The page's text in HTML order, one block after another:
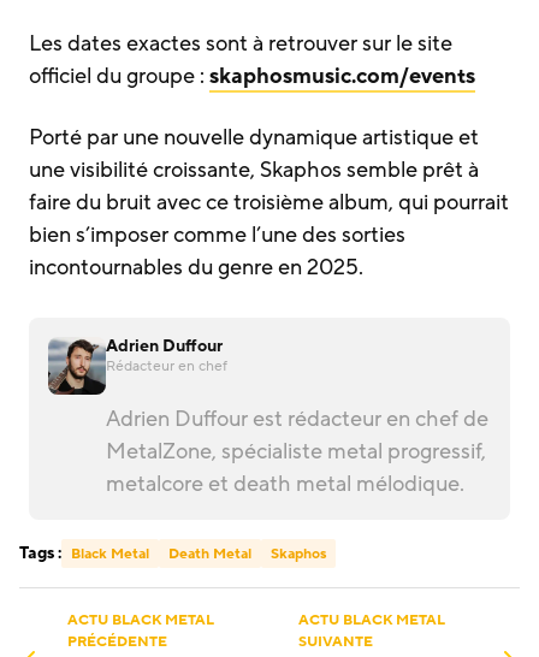
Les dates exactes sont à retrouver sur le site
officiel du groupe : skaphosmusic.com/events
Porté par une nouvelle dynamique artistique et
une visibilité croissante, Skaphos semble prêt à
faire du bruit avec ce troisième album, qui pourrait
bien s’imposer comme l’une des sorties
incontournables du genre en 2025.
Adrien Duffour
Rédacteur en chef
Adrien Duffour est rédacteur en chef de
MetalZone, spécialiste metal progressif,
metalcore et death metal mélodique.
Tags : Black Metal Death Metal Skaphos
ACTU BLACK METAL
PRÉCÉDENTE
ACTU BLACK METAL
SUIVANTE